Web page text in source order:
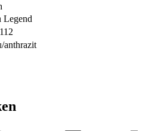
Legend
anthrazit